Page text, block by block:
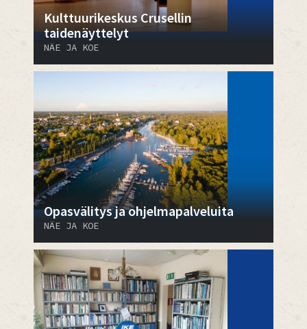
Kulttuurikeskus Crusellin
taidenäyttelyt
NÄE JA KOE
Opasvälitys ja ohjelmapalveluita
NÄE JA KOE